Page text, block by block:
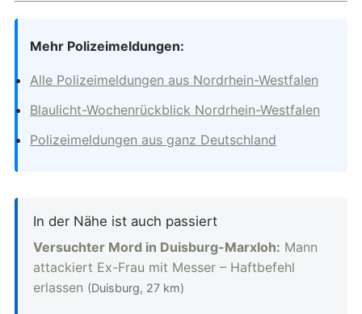
Mehr Polizeimeldungen:
Alle Polizeimeldungen aus Nordrhein-Westfalen
Blaulicht-Wochenrückblick Nordrhein-Westfalen
Polizeimeldungen aus ganz Deutschland
In der Nähe ist auch passiert
Versuchter Mord in Duisburg-Marxloh: Mann
attackiert Ex-Frau mit Messer – Haftbefehl
erlassen (Duisburg, 27 km)